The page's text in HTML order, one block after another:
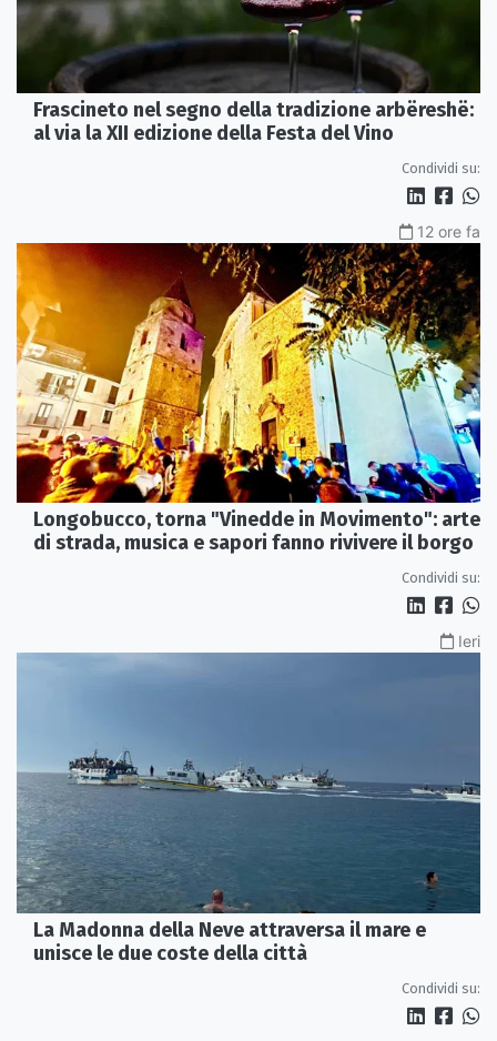
Frascineto nel segno della tradizione arbëreshë:
al via la XII edizione della Festa del Vino
Condividi su:
12 ore fa
Longobucco, torna "Vinedde in Movimento": arte
di strada, musica e sapori fanno rivivere il borgo
Condividi su:
Ieri
La Madonna della Neve attraversa il mare e
unisce le due coste della città
Condividi su: